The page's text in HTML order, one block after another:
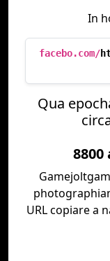
In
facebo.com/
Qua
URL copiare a